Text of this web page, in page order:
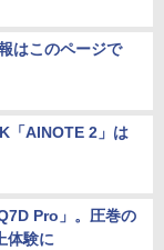
はこのページで
「AINOTE 2」は
Pro」。圧巻の
体験に